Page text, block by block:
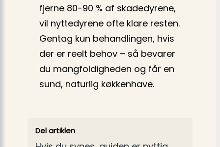
fjerne 80-90 % af skadedyrene,
vil nyttedyrene ofte klare resten.
Gentag kun behandlingen, hvis
der er reelt behov – så bevarer
du mangfoldigheden og får en
sund, naturlig køkkenhave.
Del artiklen